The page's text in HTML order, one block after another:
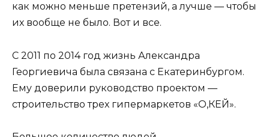
как можно меньше претензий, а лучше — чтобы
их вообще не было. Вот и все.
С 2011 по 2014 год жизнь Александра
Георгиевича была связана с Екатеринбургом.
Ему доверили руководство проектом —
строительство трех гипермаркетов «О,КЕЙ».